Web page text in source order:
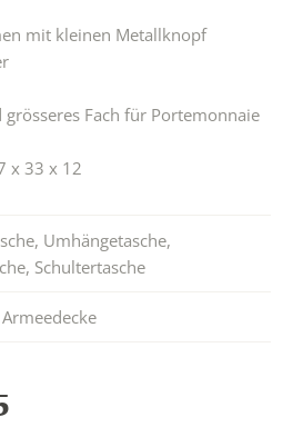
mit kleinen Metallknopf
Fach für Portemonnaie
x 33 x 12
, Umhängetasche,
, Schultertasche